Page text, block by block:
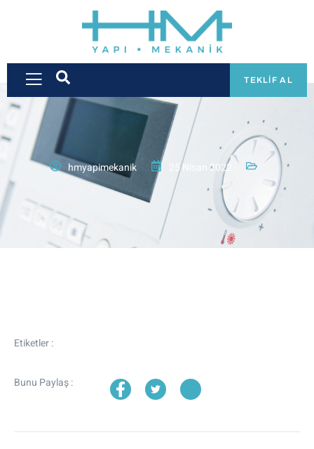
TEKLIF AL
hmyapimekanik 25 Nisan 2022
Etiketler :
Bunu Paylaş :